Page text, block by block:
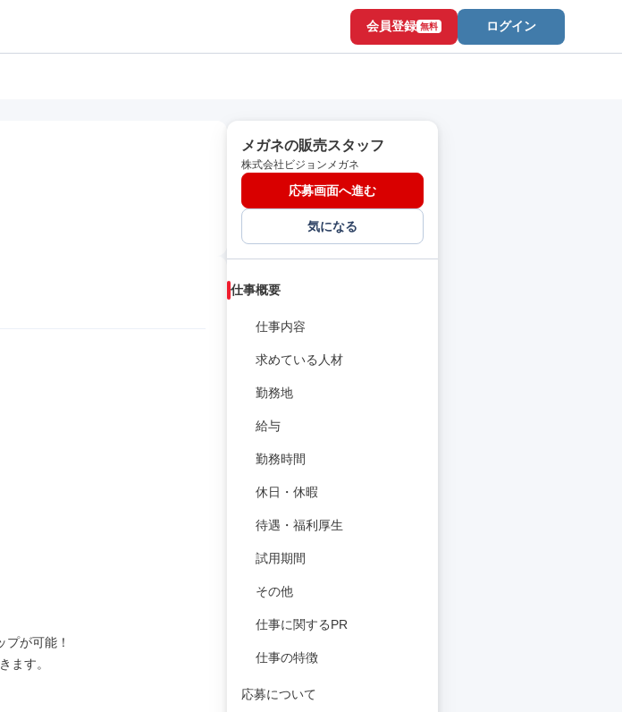
会員登録 無料 ログイン
が可能！
ます。
メガネの販売スタッフ
株式会社ビジョンメガネ
応募画面へ進む
気になる
仕事概要
仕事内容
求めている人材
勤務地
給与
勤務時間
休日・休暇
待遇・福利厚生
試用期間
その他
仕事に関するPR
仕事の特徴
応募について